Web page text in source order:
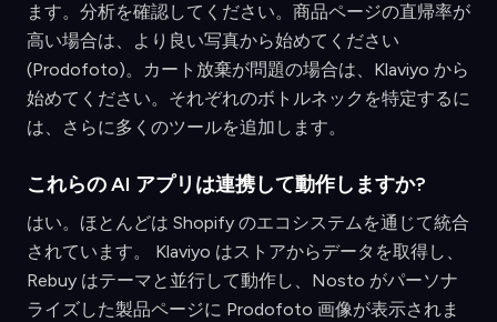
ます。分析を確認してください。商品ページの直帰率が
高い場合は、より良い写真から始めてください
(Prodofoto)。カート放棄が問題の場合は、Klaviyo から
始めてください。それぞれのボトルネックを特定するに
は、さらに多くのツールを追加します。
これらの AI アプリは連携して動作しますか?
はい。ほとんどは Shopify のエコシステムを通じて統合
されています。 Klaviyo はストアからデータを取得し、
Rebuy はテーマと並行して動作し、Nosto がパーソナ
ライズした製品ページに Prodofoto 画像が表示されま